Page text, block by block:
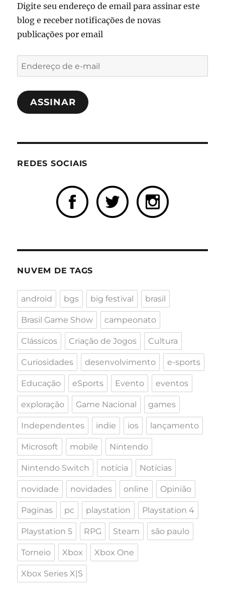
Digite seu endereço de email para assinar este
blog e receber notificações de novas
publicações por email
Endereço
de
e-
mailASSINAR
REDES SOCIAIS
NUVEM DE TAGS
android bgs big festival brasil
Brasil Game Show campeonato
Clássicos Criação de Jogos Cultura
Curiosidades desenvolvimento e-sports
Educação eSports Evento eventos
exploração Game Nacional games
Independentes indie ios lançamento
Microsoft mobile Nintendo
Nintendo Switch notícia Notícias
novidade novidades online Opinião
Paginas pc playstation Playstation 4
Playstation 5 RPG Steam são paulo
Torneio Xbox Xbox One
Xbox Series X|S